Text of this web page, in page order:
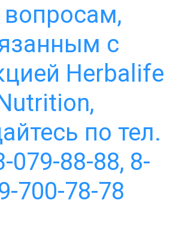
с
Herbalife
по тел.
079-88-88, 8-
700-78-78